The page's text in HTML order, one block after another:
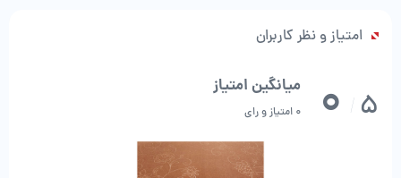
می توانید هر متراژِی را که برای استفاده نیاز دارید سفارش بدهید و بخرید بر
آخرین ویژگی و مزیتی هم که در این مطلب برای شما میخواهیم بیان کنیم
سادگی حمل و نقل موکت نسبت به فرش است که در هنگام جابجایی منزل و
اسباب کشی بسیار کمک حال شما می شود.
از ارائه دهندگان خریدفریشنهارزان قیمت است که تمامی انواع
فرشینه و موکت را با کمترین قیمت، در تمامی متراژ ها با بهترین کیفیت ارائه
امتیاز و نظر کاربران
5
0 میانگین امتیاز
0 امتیاز و رای